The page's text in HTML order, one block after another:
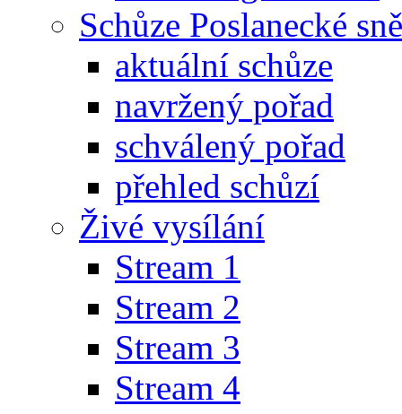
Schůze Poslanecké
aktuální schůze
navržený pořad
schválený pořad
přehled schůzí
Živé vysílání
Stream 1
Stream 2
Stream 3
Stream 4